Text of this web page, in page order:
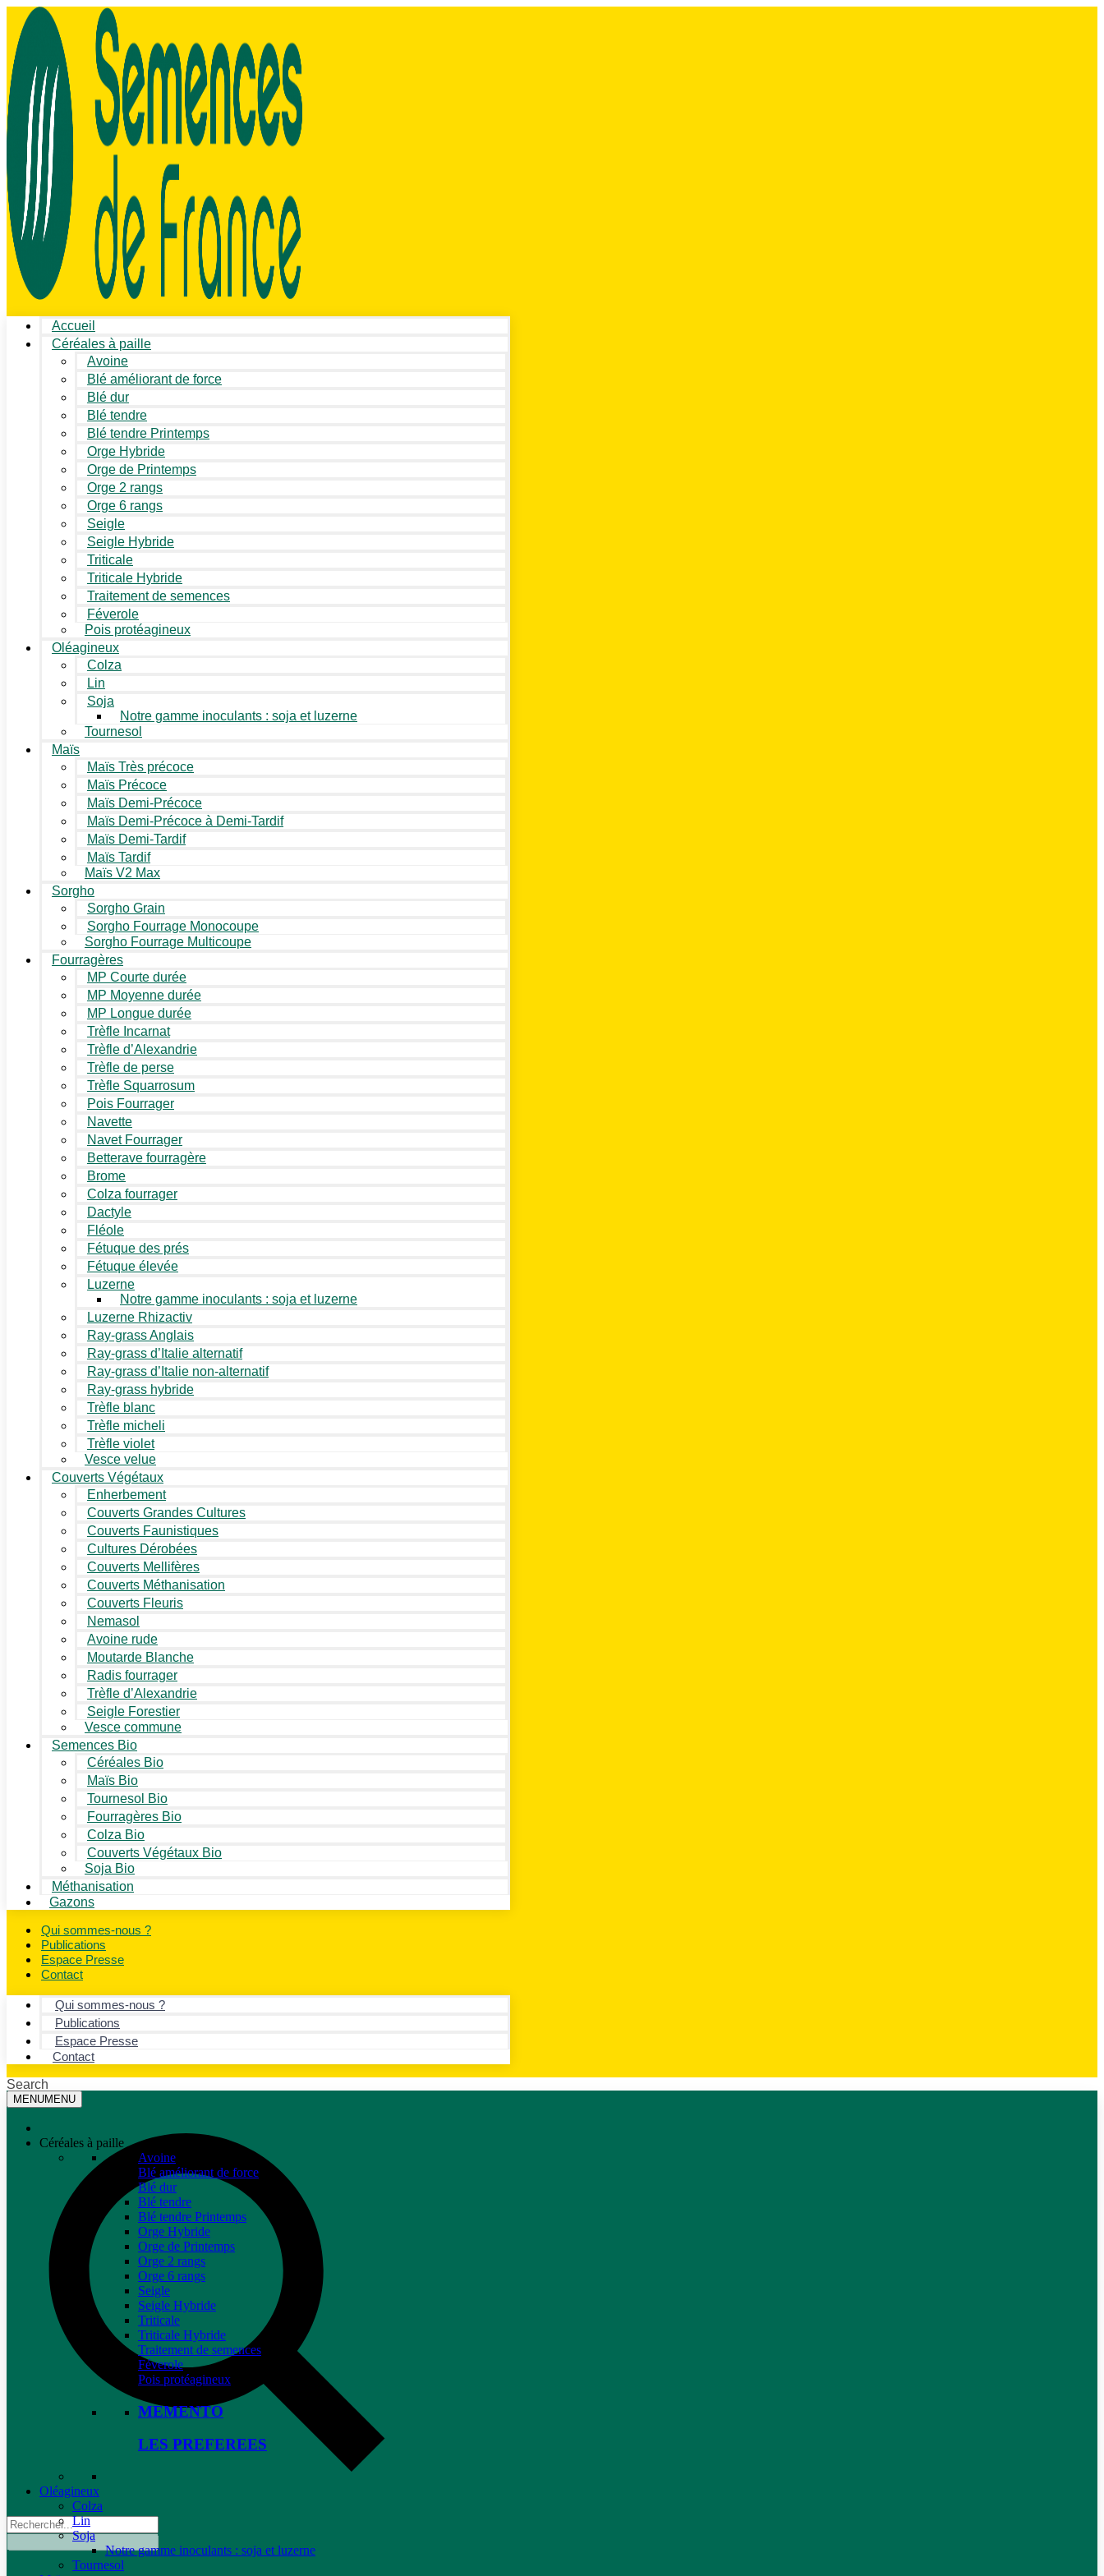
Accueil
Céréales à paille
Avoine
Blé améliorant de force
Blé dur
Blé tendre
Blé tendre Printemps
Orge Hybride
Orge de Printemps
Orge 2 rangs
Orge 6 rangs
Seigle
Seigle Hybride
Triticale
Triticale Hybride
Traitement de semences
Féverole
Pois protéagineux
Oléagineux
Colza
Lin
Soja
Notre gamme inoculants : soja et luzerne
Tournesol
Maïs
Maïs Très précoce
Maïs Précoce
Maïs Demi-Précoce
Maïs Demi-Précoce à Demi-Tardif
Maïs Demi-Tardif
Maïs Tardif
Maïs V2 Max
Sorgho
Sorgho Grain
Sorgho Fourrage Monocoupe
Sorgho Fourrage Multicoupe
Fourragères
MP Courte durée
MP Moyenne durée
MP Longue durée
Trèfle Incarnat
Trèfle d’Alexandrie
Trèfle de perse
Trèfle Squarrosum
Pois Fourrager
Navette
Navet Fourrager
Betterave fourragère
Brome
Colza fourrager
Dactyle
Fléole
Fétuque des prés
Fétuque élevée
Luzerne
Notre gamme inoculants : soja et luzerne
Luzerne Rhizactiv
Ray-grass Anglais
Ray-grass d’Italie alternatif
Ray-grass d’Italie non-alternatif
Ray-grass hybride
Trèfle blanc
Trèfle micheli
Trèfle violet
Vesce velue
Couverts Végétaux
Enherbement
Couverts Grandes Cultures
Couverts Faunistiques
Cultures Dérobées
Couverts Mellifères
Couverts Méthanisation
Couverts Fleuris
Nemasol
Avoine rude
Moutarde Blanche
Radis fourrager
Trèfle d’Alexandrie
Seigle Forestier
Vesce commune
Semences Bio
Céréales Bio
Maïs Bio
Tournesol Bio
Fourragères Bio
Colza Bio
Couverts Végétaux Bio
Soja Bio
Méthanisation
Gazons
Qui sommes-nous ?
Publications
Espace Presse
Contact
Qui sommes-nous ?
Publications
Espace Presse
Contact
Search
MENUMENU
Céréales à paille
Avoine
Blé améliorant de force
Blé dur
Blé tendre
Blé tendre Printemps
Orge Hybride
Orge de Printemps
Orge 2 rangs
Orge 6 rangs
Seigle
Seigle Hybride
Triticale
Triticale Hybride
Traitement de semences
Féverole
Pois protéagineux
MEMENTO
LES PREFEREES
Oléagineux
Colza
Lin
Soja
Notre gamme inoculants : soja et luzerne
Tournesol